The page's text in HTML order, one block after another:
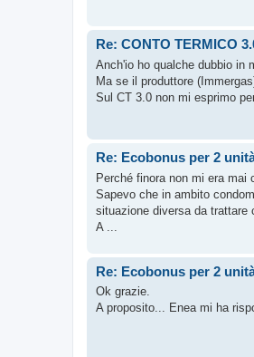
Re: CONTO TERMICO
Anch'io ho qualche dubbio in
Ma se il produttore
Sul CT 3.0 non mi esprimo
Re: Ecobonus per 2
Perché finora non mi era mai
Sapevo che in ambito
situazione diversa da trattare
A ...
Re: Ecobonus per 2
Ok grazie.
A proposito... Enea mi ha